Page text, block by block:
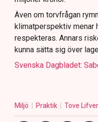
Även om torvfrågan
klimatperspektiv menar
respekteras. Annars
kunna sätta sig över
Svenska Dagbladet:
Miljö Praktik Tove